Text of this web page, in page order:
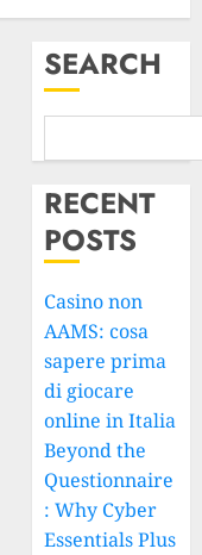
SEARCH
RECENT
POSTS
Casino non
AAMS: cosa
sapere prima
di giocare
online in Italia
Beyond the
Questionnaire
: Why Cyber
Essentials Plus